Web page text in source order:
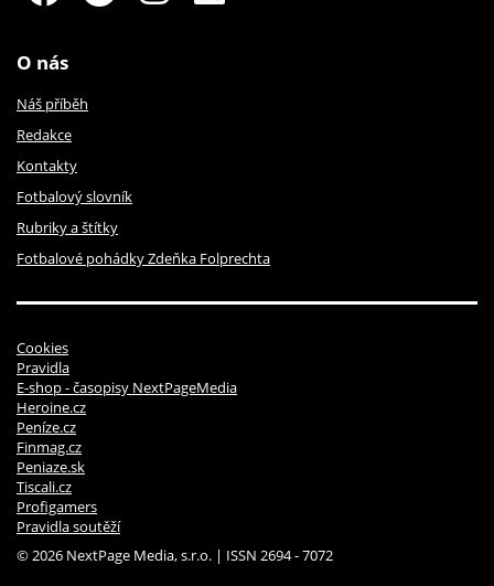
O nás
Náš příběh
Redakce
Kontakty
Fotbalový slovník
Rubriky a štítky
Fotbalové pohádky Zdeňka Folprechta
Cookies
Pravidla
E-shop - časopisy NextPageMedia
Heroine.cz
Peníze.cz
Finmag.cz
Peniaze.sk
Tiscali.cz
Profigamers
Pravidla soutěží
© 2026 NextPage Media, s.r.o. | ISSN 2694 - 7072